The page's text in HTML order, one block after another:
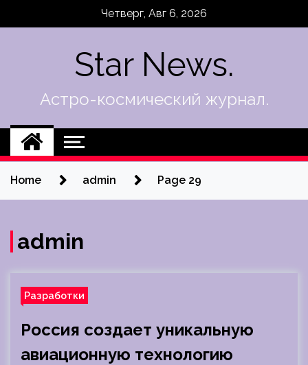
Четверг, Авг 6, 2026
Star News.
Астро-космический журнал.
Home admin Page 29
admin
Разработки
Россия создает уникальную
авиационную технологию